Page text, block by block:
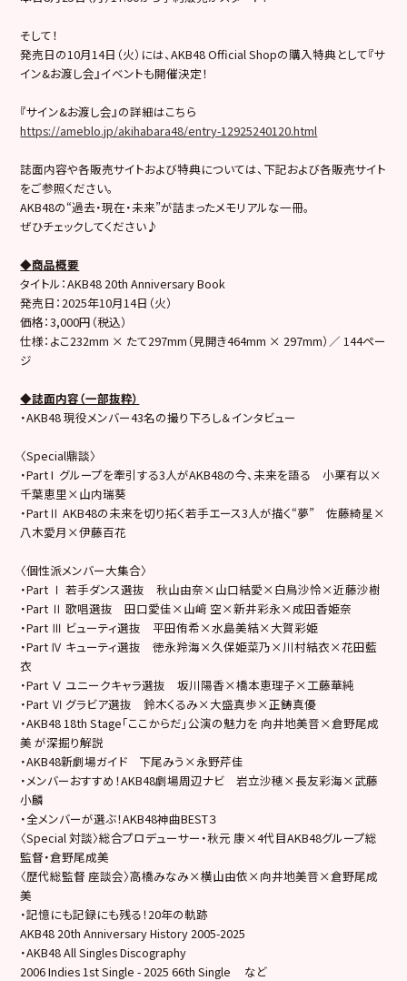
そして！
発売日の10月14日（火）には、AKB48 Official Shopの購入特典として『サ
イン&お渡し会』イベントも開催決定！
『サイン&お渡し会』の詳細はこちら
https://ameblo.jp/akihabara48/entry-12925240120.html
誌面内容や各販売サイトおよび特典については、下記および各販売サイト
をご参照ください。
AKB48の“過去・現在・未来”が詰まったメモリアルな一冊。
ぜひチェックしてください♪
◆商品概要
タイトル：AKB48 20th Anniversary Book
発売日：2025年10月14日（火）
価格：3,000円（税込）
仕様：よこ232mm × たて297mm（見開き464mm × 297mm）／ 144ペー
ジ
◆誌面内容（一部抜粋）
・AKB48 現役メンバー43名の撮り下ろし＆インタビュー
〈Special鼎談〉
・Part I グループを牽引する3人がAKB48の今、未来を語る 小栗有以×
千葉恵里×山内瑞葵
・PartⅡ AKB48の未来を切り拓く若手エース3人が描く“夢” 佐藤綺星×
八木愛月×伊藤百花
〈個性派メンバー大集合〉
・Part Ⅰ 若手ダンス選抜 秋山由奈×山口結愛×白鳥沙怜×近藤沙樹
・Part Ⅱ 歌唱選抜 田口愛佳×山﨑 空×新井彩永×成田香姫奈
・Part Ⅲ ビューティ選抜 平田侑希×水島美結×大賀彩姫
・Part Ⅳ キューティ選抜 徳永羚海×久保姫菜乃×川村結衣×花田藍
衣
・Part Ⅴ ユニークキャラ選抜 坂川陽香×橋本恵理子×工藤華純
・Part Ⅵ グラビア選抜 鈴木くるみ×大盛真歩×正鋳真優
・AKB48 18th Stage「ここからだ」公演の魅力を 向井地美音×倉野尾成
美 が深掘り解説
・AKB48新劇場ガイド 下尾みう×永野芹佳
・メンバーおすすめ！AKB48劇場周辺ナビ 岩立沙穂×長友彩海×武藤
小麟
・全メンバーが選ぶ！AKB48神曲BEST３
〈Special 対談〉総合プロデューサー・秋元 康×4代目AKB48グループ総
監督・倉野尾成美
〈歴代総監督 座談会〉高橋みなみ×横山由依×向井地美音×倉野尾成
美
・記憶にも記録にも残る！20年の軌跡
AKB48 20th Anniversary History 2005-2025
・AKB48 All Singles Discography
2006 Indies 1st Single - 2025 66th Single など